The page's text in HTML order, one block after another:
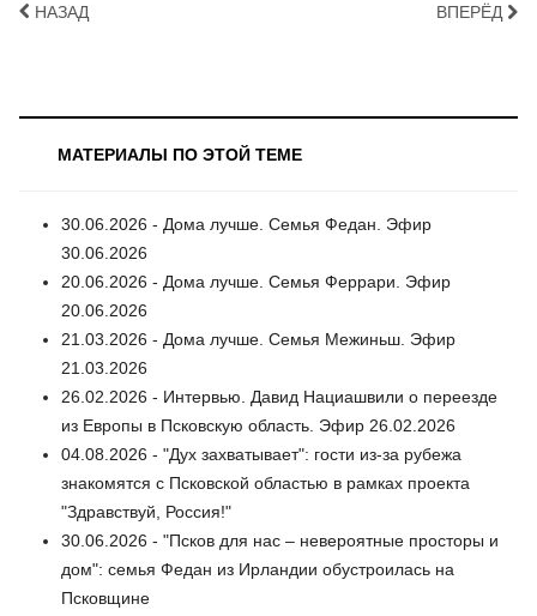
НАЗАД ВПЕРЁД
МАТЕРИАЛЫ ПО ЭТОЙ ТЕМЕ
30.06.2026 - Дома лучше. Семья Федан. Эфир
30.06.2026
20.06.2026 - Дома лучше. Семья Феррари. Эфир
20.06.2026
21.03.2026 - Дома лучше. Семья Межиньш. Эфир
21.03.2026
26.02.2026 - Интервью. Давид Нациашвили о переезде
из Европы в Псковскую область. Эфир 26.02.2026
04.08.2026 - "Дух захватывает": гости из-за рубежа
знакомятся с Псковской областью в рамках проекта
"Здравствуй, Россия!"
30.06.2026 - "Псков для нас – невероятные просторы и
дом": семья Федан из Ирландии обустроилась на
Псковщине